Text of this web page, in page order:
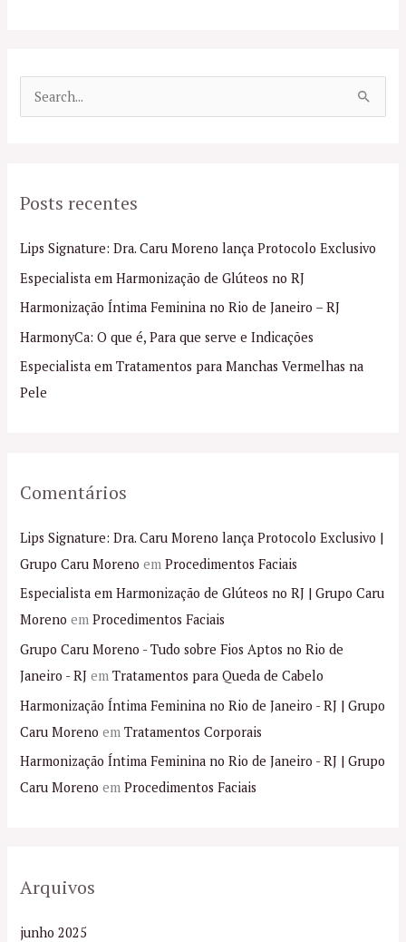
u
s
a
r
p
o
r
Posts recentes
Lips Signature: Dra. Caru Moreno lança Protocolo Exclusivo
Especialista em Harmonização de Glúteos no RJ
Harmonização Íntima Feminina no Rio de Janeiro – RJ
HarmonyCa: O que é, Para que serve e Indicações
Especialista em Tratamentos para Manchas Vermelhas na
Pele
Comentários
Lips Signature: Dra. Caru Moreno lança Protocolo Exclusivo |
Grupo Caru Moreno emProcedimentos Faciais
Especialista em Harmonização de Glúteos no RJ | Grupo Caru
Moreno emProcedimentos Faciais
Grupo Caru Moreno - Tudo sobre Fios Aptos no Rio de
Janeiro - RJ emTratamentos para Queda de Cabelo
Harmonização Íntima Feminina no Rio de Janeiro - RJ | Grupo
Caru Moreno emTratamentos Corporais
Harmonização Íntima Feminina no Rio de Janeiro - RJ | Grupo
Caru Moreno emProcedimentos Faciais
Arquivos
junho 2025